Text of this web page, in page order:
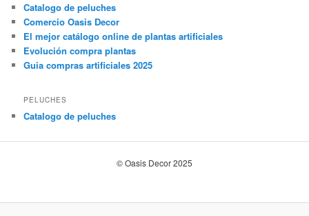
Catalogo de peluches
Comercio Oasis Decor
El mejor catálogo online de plantas artificiales
Evolución compra plantas
Guia compras artificiales 2025
PELUCHES
Catalogo de peluches
© Oasis Decor 2025